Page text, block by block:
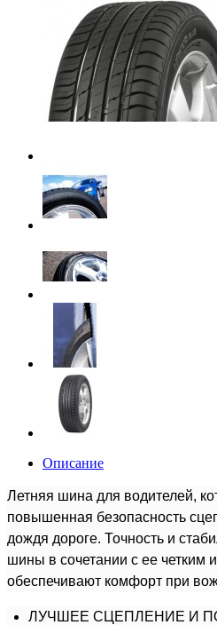
Описание
Летняя шина для водителей,
повышенная безопасность
дождя дороге. Точность и
шины в сочетании с ее четким
обеспечивают комфорт при
ЛУЧШЕЕ СЦЕПЛЕНИЕ И